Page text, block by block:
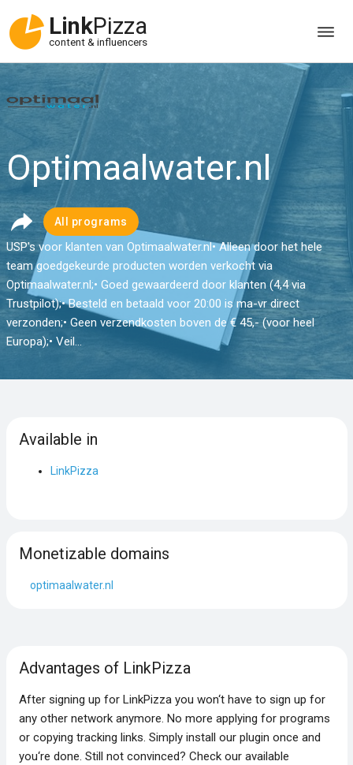
LinkPizza
content & influencers
Optimaalwater.nl
All programs
USP's voor klanten van Optimaalwater.nl• Alleen door het hele
team goedgekeurde producten worden verkocht via
Optimaalwater.nl;• Goed gewaardeerd door klanten (4,4 via
Trustpilot);• Besteld en betaald voor 20:00 is ma-vr direct
verzonden;• Geen verzendkosten boven de € 45,- (voor heel
Europa);• Veil...
Available in
LinkPizza
Monetizable domains
optimaalwater.nl
Advantages of LinkPizza
After signing up for LinkPizza you won‘t have to sign up for
any other network anymore. No more applying for programs
or copying tracking links. Simply install our plugin once and
you‘re done. Still not convinced? Check our available